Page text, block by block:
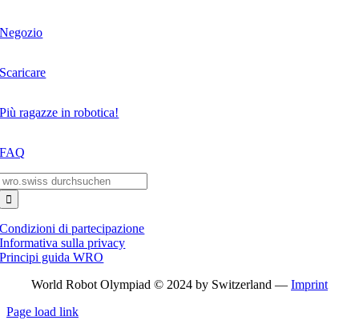
Negozio
Scaricare
Più ragazze in robotica!
FAQ
Condizioni di partecipazione
Informativa sulla privacy
Principi guida WRO
World Robot Olympiad © 2024 by Switzerland — Imprint
Page load link